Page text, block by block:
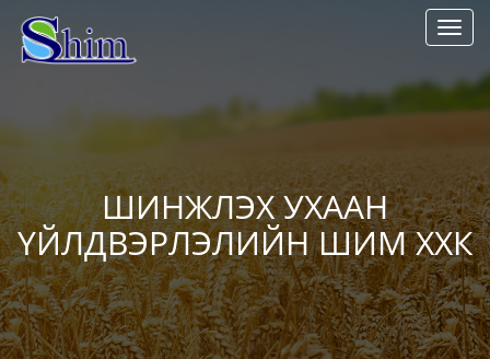
ШИНЖЛЭХ УХААН
ҮЙЛДВЭРЛЭЛИЙН ШИМ ХХК